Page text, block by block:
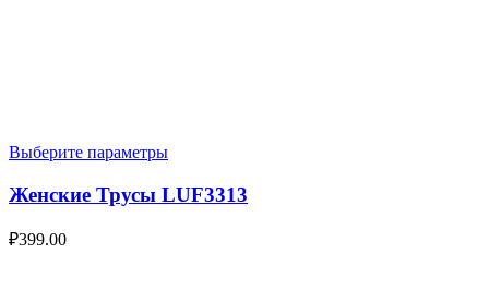
Выберите параметры
Женские Трусы LUF3313
₽399.00